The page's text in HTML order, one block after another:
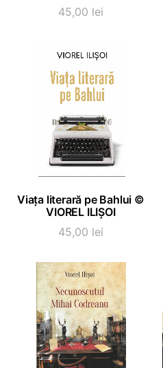
45,00 lei
ADAUGĂ ÎN COȘ
Viața literară pe Bahlui ©
VIOREL ILIȘOI
45,00 lei